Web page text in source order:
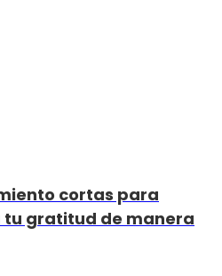
cortas para
tu gratitud de manera